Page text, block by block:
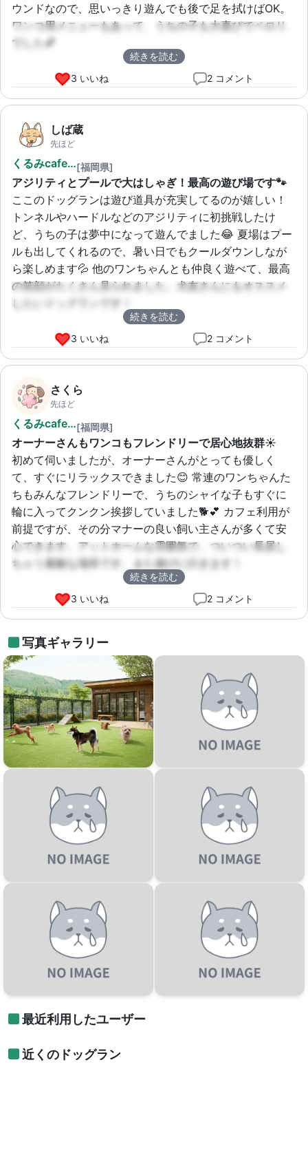
ウンドなので、思いっきり遊んでも後で足を拭けばOK。
ワンコ用メニューもあって、うちの子も大喜びでペロリ
でした💕
続きを読む
3 いいね
2 コメント
しば蔵
先ほど
くるみcafe…[福岡県]
アジリティとプールで大はしゃぎ！最高の遊び場です🐾
ここのドッグランは遊び道具が充実してるのが嬉しい！
トンネルやハードルなどのアジリティに初挑戦したけ
ど、うちの子は夢中になって遊んでました😂 夏場はプー
ルも出してくれるので、暑い日でもクールダウンしなが
ら楽しめます💦 他のワンちゃんとも仲良く遊べて、最高
の笑顔がたくさん見られました。犬友さんにもオススメ
したいドッグランです！
続きを読む
3 いいね
2 コメント
さくら
先ほど
くるみcafe…[福岡県]
オーナーさんもワンコもフレンドリーで居心地抜群☀️
初めて伺いましたが、オーナーさんがとっても優しく
て、すぐにリラックスできました😊 常連のワンちゃんた
ちもみんなフレンドリーで、うちのシャイな子もすぐに
輪に入ってクンクン挨拶していました🐕💕 カフェ利用が
前提ですが、その分マナーの良い飼い主さんが多くて安
心できます。アットホームな雰囲気で、ついつい長居し
ちゃう素敵な場所です。また遊びに行きます！
続きを読む
3 いいね
2 コメント
写真ギャラリー
最近利用したユーザー
近くのドッグラン